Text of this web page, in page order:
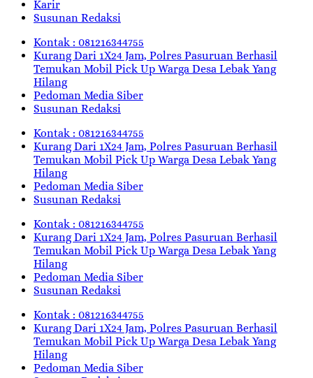
Karir
Susunan Redaksi
Kontak : 081216344755
Kurang Dari 1X24 Jam, Polres Pasuruan Berhasil
Temukan Mobil Pick Up Warga Desa Lebak Yang
Hilang
Pedoman Media Siber
Susunan Redaksi
Kontak : 081216344755
Kurang Dari 1X24 Jam, Polres Pasuruan Berhasil
Temukan Mobil Pick Up Warga Desa Lebak Yang
Hilang
Pedoman Media Siber
Susunan Redaksi
Kontak : 081216344755
Kurang Dari 1X24 Jam, Polres Pasuruan Berhasil
Temukan Mobil Pick Up Warga Desa Lebak Yang
Hilang
Pedoman Media Siber
Susunan Redaksi
Kontak : 081216344755
Kurang Dari 1X24 Jam, Polres Pasuruan Berhasil
Temukan Mobil Pick Up Warga Desa Lebak Yang
Hilang
Pedoman Media Siber